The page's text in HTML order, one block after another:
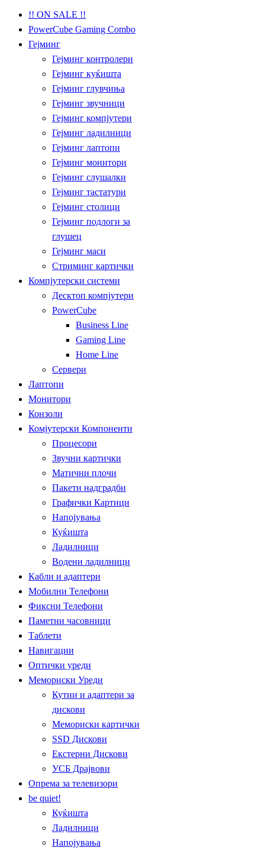
!! ON SALE !!
PowerCube Gaming Combo
Гејминг
Гејминг контролери
Гејминг куќишта
Гејминг глувчиња
Гејминг звучници
Гејминг компјутери
Гејминг ладилници
Гејминг лаптопи
Гејминг монитори
Гејминг слушалки
Гејминг тастатури
Гејминг столици
Гејминг подлоги за
глушец
Гејминг маси
Стриминг картички
Компјутерски системи
Десктоп компјутери
PowerCube
Business Line
Gaming Line
Home Line
Сервери
Лаптопи
Монитори
Конзоли
Комјутерски Компоненти
Процесори
Звучни картички
Матични плочи
Пакети надградби
Графички Картици
Напојувања
Куќишта
Ладилници
Водени ладилници
Кабли и адаптери
Мобилни Телефони
Фиксни Телефони
Паметни часовници
Таблети
Навигации
Оптички уреди
Мемориски Уреди
Кутии и адаптери за
дискови
Мемориски картички
SSD Дискови
Екстерни Дискови
УСБ Драјвови
Опрема за телевизори
be quiet!
Куќишта
Ладилници
Напојувања